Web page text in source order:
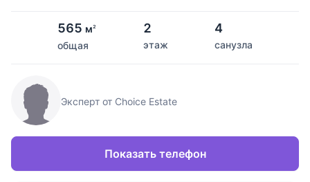
565 м2
общая
2
этаж
4
санузла
Эксперт от Choice Estate
Показать телефон